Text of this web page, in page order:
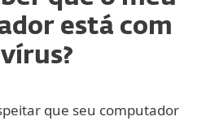
está com
vírus?
que seu computador